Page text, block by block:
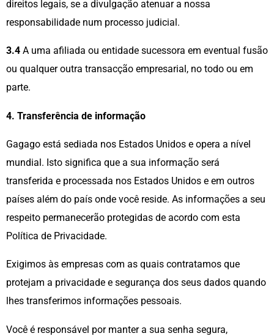
direitos legais, se a divulgação atenuar a nossa
responsabilidade num processo judicial.
3.4 A uma afiliada ou entidade sucessora em eventual fusão
ou qualquer outra transacção empresarial, no todo ou em
parte.
4. Transferência de informação
Gagago está sediada nos Estados Unidos e opera a nível
mundial. Isto significa que a sua informação será
transferida e processada nos Estados Unidos e em outros
países além do país onde você reside. As informações a seu
respeito permanecerão protegidas de acordo com esta
Política de Privacidade.
Exigimos às empresas com as quais contratamos que
protejam a privacidade e segurança dos seus dados quando
lhes transferimos informações pessoais.
Você é responsável por manter a sua senha segura,